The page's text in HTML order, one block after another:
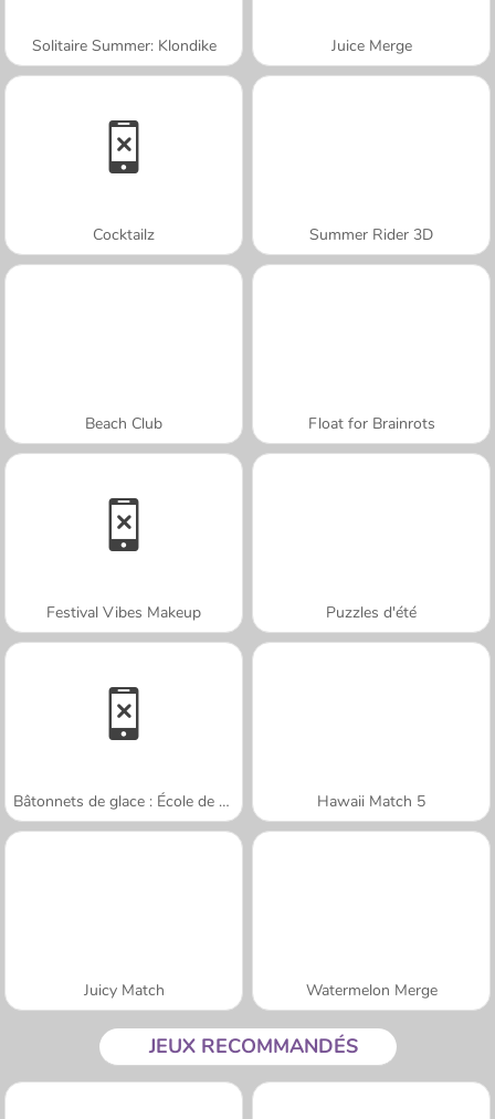
Solitaire Summer: Klondike Juice Merge
Cocktailz Summer Rider 3D
Beach Club Float for Brainrots
Festival Vibes Makeup Puzzles d'été
Bâtonnets de glace : École de Sara Hawaii Match 5
Juicy Match Watermelon Merge
JEUX RECOMMANDÉS